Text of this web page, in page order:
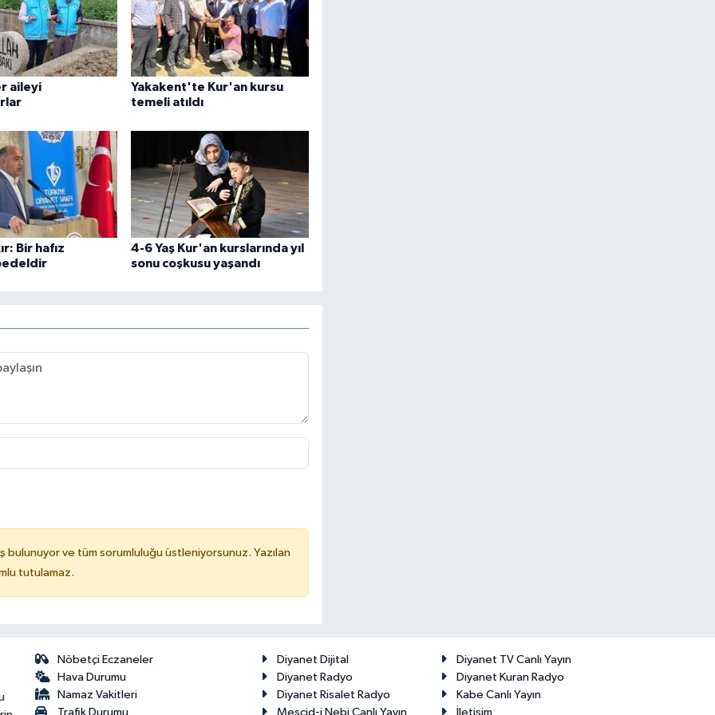
aileyi
Yakakent'te Kur'an kursu
temeli atıldı
Bir hafız
4-6 Yaş Kur'an kurslarında yıl
sonu coşkusu yaşandı
bulunuyor ve tüm sorumluluğu üstleniyorsunuz. Yazılan
tutulamaz.
Nöbetçi Eczaneler
Hava Durumu
Namaz Vakitleri
Trafik Durumu
Diyanet Dijital
Diyanet TV Canlı Yayın
Diyanet Radyo
Diyanet Kuran Radyo
Diyanet Risalet Radyo
Kabe Canlı Yayın
Mescid-i Nebi Canlı Yayın
İletişim